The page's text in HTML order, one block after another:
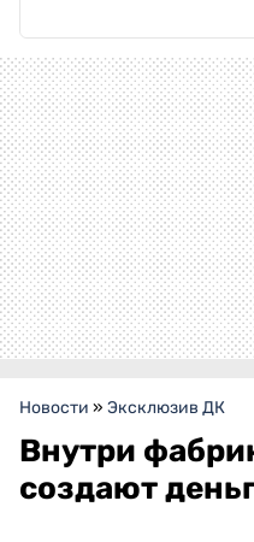
Новости » Эксклюзив ДК
Внутри
создают